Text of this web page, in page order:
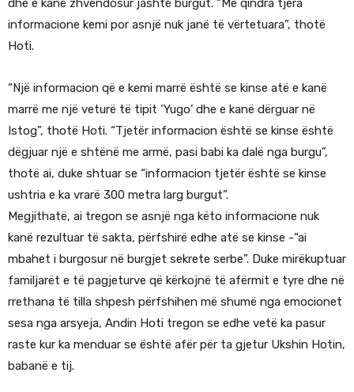
dhe e kanë zhvendosur jashtë burgut. “Me qindra tjera
informacione kemi por asnjë nuk janë të vërtetuara”, thotë
Hoti.
“Një informacion që e kemi marrë është se kinse atë e kanë
marrë me një veturë të tipit ‘Yugo’ dhe e kanë dërguar në
Istog”, thotë Hoti. “Tjetër informacion është se kinse është
dëgjuar një e shtënë me armë, pasi babi ka dalë nga burgu”,
thotë ai, duke shtuar se “informacion tjetër është se kinse
ushtria e ka vrarë 300 metra larg burgut”.
Megjithatë, ai tregon se asnjë nga këto informacione nuk
kanë rezultuar të sakta, përfshirë edhe atë se kinse -“ai
mbahet i burgosur në burgjet sekrete serbe”. Duke mirëkuptuar
familjarët e të pagjeturve që kërkojnë të afërmit e tyre dhe në
rrethana të tilla shpesh përfshihen më shumë nga emocionet
sesa nga arsyeja, Andin Hoti tregon se edhe vetë ka pasur
raste kur ka menduar se është afër për ta gjetur Ukshin Hotin,
babanë e tij.